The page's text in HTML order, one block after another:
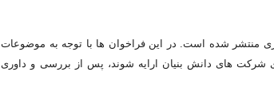
منتشر شده است. در این فراخوان ها با توجه به موضوعات
های دانش بنیان ارایه شوند، پس از بررسی و داوری